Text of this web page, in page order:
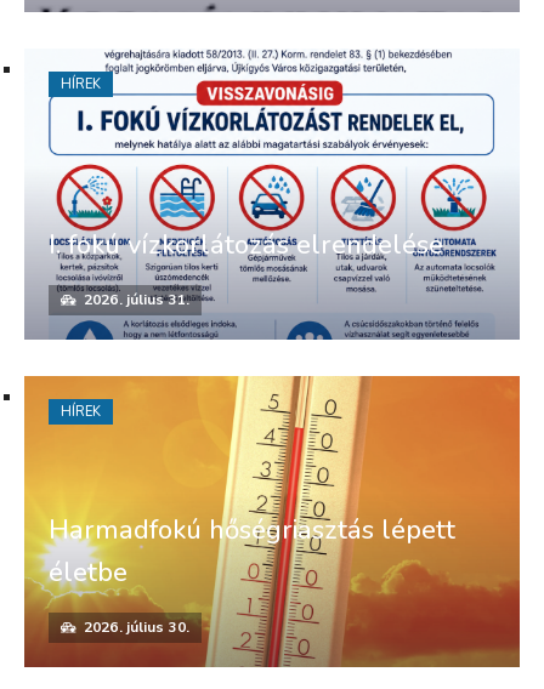
I. fokú vízkorlátozás elrendelése
2026. július 31.
HÍREK
Harmadfokú hőségriasztás lépett
életbe
2026. július 30.
HÍREK